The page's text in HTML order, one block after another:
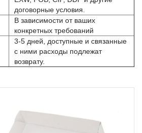
договорные условия.
В зависимости от ваших
конкретных требований
3-5 дней, доступные и связанные
с ними расходы подлежат
возврату.